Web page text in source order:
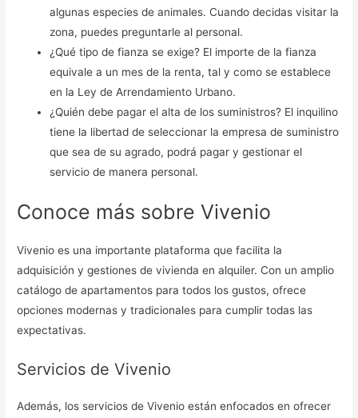
algunas especies de animales. Cuando decidas visitar la
zona, puedes preguntarle al personal.
¿Qué tipo de fianza se exige? El importe de la fianza
equivale a un mes de la renta, tal y como se establece
en la Ley de Arrendamiento Urbano.
¿Quién debe pagar el alta de los suministros? El inquilino
tiene la libertad de seleccionar la empresa de suministro
que sea de su agrado, podrá pagar y gestionar el
servicio de manera personal.
Conoce más sobre Vivenio
Vivenio es una importante plataforma que facilita la
adquisición y gestiones de vivienda en alquiler. Con un amplio
catálogo de apartamentos para todos los gustos, ofrece
opciones modernas y tradicionales para cumplir todas las
expectativas.
Servicios de Vivenio
Además, los servicios de Vivenio están enfocados en ofrecer